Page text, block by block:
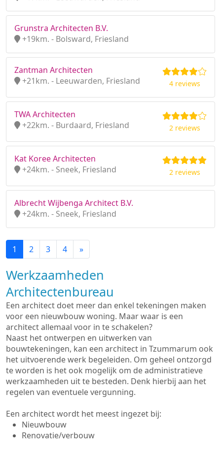
Grunstra Architecten B.V.
+19km. - Bolsward, Friesland
Zantman Architecten
+21km. - Leeuwarden, Friesland
4 reviews
TWA Architecten
+22km. - Burdaard, Friesland
2 reviews
Kat Koree Architecten
+24km. - Sneek, Friesland
2 reviews
Albrecht Wijbenga Architect B.V.
+24km. - Sneek, Friesland
1 2 3 4 »
Werkzaamheden
Architectenbureau
Een architect doet meer dan enkel tekeningen maken
voor een nieuwbouw woning. Maar waar is een
architect allemaal voor in te schakelen?
Naast het ontwerpen en uitwerken van
bouwtekeningen, kan een architect in Tzummarum ook
het uitvoerende werk begeleiden. Om geheel ontzorgd
te worden is het ook mogelijk om de administratieve
werkzaamheden uit te besteden. Denk hierbij aan het
regelen van eventuele vergunning.
Een architect wordt het meest ingezet bij:
Nieuwbouw
Renovatie/verbouw